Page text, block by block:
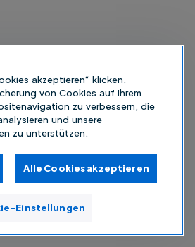
akzeptieren“ klicken,
von Cookies auf Ihrem
zu verbessern, die
und unsere
zu unterstützen.
Alle Cookies akzeptieren
Einstellungen